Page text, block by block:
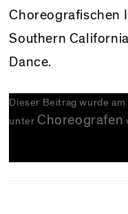
Choreografischen
Southern
Dance.
Dieser Beitrag wurde am
unter Choreografen